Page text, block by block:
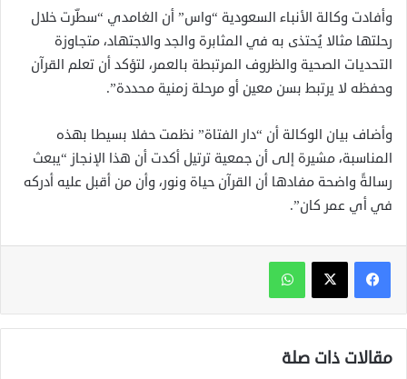
وأفادت وكالة الأنباء السعودية “واس” أن الغامدي “سطّرت خلال
رحلتها مثالا يُحتذى به في المثابرة والجد والاجتهاد، متجاوزة
التحديات الصحية والظروف المرتبطة بالعمر، لتؤكد أن تعلم القرآن
وحفظه لا يرتبط بسن معين أو مرحلة زمنية محددة”.
وأضاف بيان الوكالة أن “دار الفتاة” نظمت حفلا بسيطا بهذه
المناسبة، مشيرة إلى أن جمعية ترتيل أكدت أن هذا الإنجاز “يبعث
رسالةً واضحة مفادها أن القرآن حياة ونور، وأن من أقبل عليه أدركه
في أي عمر كان”.
واتساب
مقالات ذات صلة